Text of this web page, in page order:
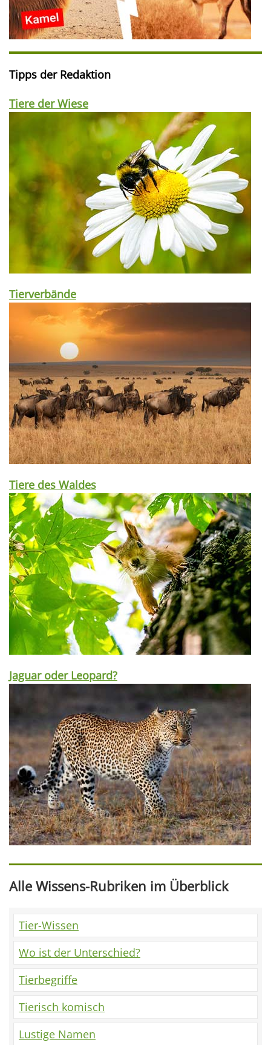
Tipps der Redaktion
Tiere der Wiese
Tierverbände
Tiere des Waldes
Jaguar oder Leopard?
Alle Wissens-Rubriken im Überblick
Tier-Wissen
Wo ist der Unterschied?
Tierbegriffe
Tierisch komisch
Lustige Namen